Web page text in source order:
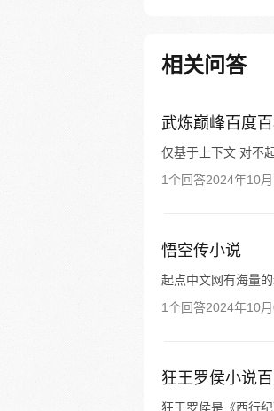
相关问答
武炼巅峰百度
仅基于上下文 对不
1个回答2024年10
悟空传小说
起点中文网有海量
1个回答2024年10
狂王罗侯小说
狂王罗侯是《西行